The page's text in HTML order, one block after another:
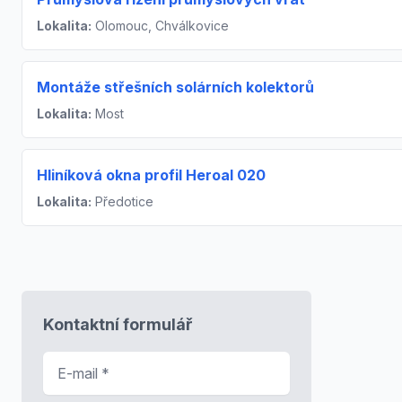
Lokalita: Olomouc, Chválkovice
Montáže střešních solárních kolektorů
Lokalita: Most
Hliníková okna profil Heroal 020
Lokalita: Předotice
Kontaktní formulář